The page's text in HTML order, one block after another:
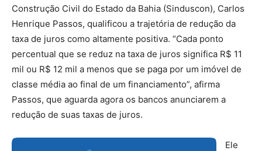
Construção Civil do Estado da Bahia (Sinduscon), Carlos
Henrique Passos, qualificou a trajetória de redução da
taxa de juros como altamente positiva. “Cada ponto
percentual que se reduz na taxa de juros significa R$ 11
mil ou R$ 12 mil a menos que se paga por um imóvel de
classe média ao final de um financiamento”, afirma
Passos, que aguarda agora os bancos anunciarem a
redução de suas taxas de juros.
Ele